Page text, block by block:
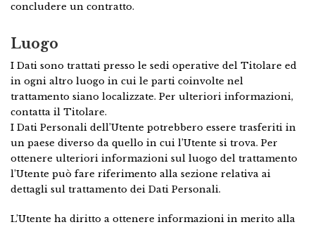
concludere un contratto.
Luogo
I Dati sono trattati presso le sedi operative del Titolare ed
in ogni altro luogo in cui le parti coinvolte nel
trattamento siano localizzate. Per ulteriori informazioni,
contatta il Titolare.
I Dati Personali dell’Utente potrebbero essere trasferiti in
un paese diverso da quello in cui l’Utente si trova. Per
ottenere ulteriori informazioni sul luogo del trattamento
l’Utente può fare riferimento alla sezione relativa ai
dettagli sul trattamento dei Dati Personali.
L’Utente ha diritto a ottenere informazioni in merito alla